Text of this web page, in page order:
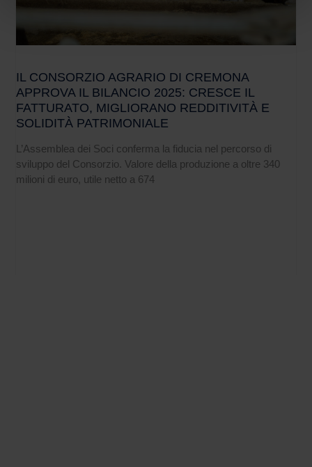
IL CONSORZIO AGRARIO DI CREMONA
APPROVA IL BILANCIO 2025: CRESCE IL
FATTURATO, MIGLIORANO REDDITIVITÀ E
SOLIDITÀ PATRIMONIALE
L’Assemblea dei Soci conferma la fiducia nel percorso di
sviluppo del Consorzio. Valore della produzione a oltre 340
milioni di euro, utile netto a 674